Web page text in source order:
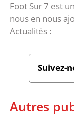
Foot Sur 7 est
nous en nous
Actualités :
Suivez-
Autres